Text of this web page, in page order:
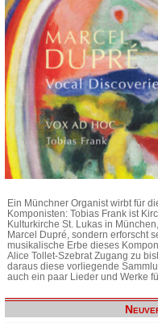
Ein Münchner Organist wirbt für
Komponisten: Tobias Frank ist
Kulturkirche St. Lukas in
Marcel Dupré, sondern erforscht
musikalische Erbe dieses
Alice Tollet-Szebrat Zugang zu
daraus diese vorliegende
auch ein paar Lieder und Werke